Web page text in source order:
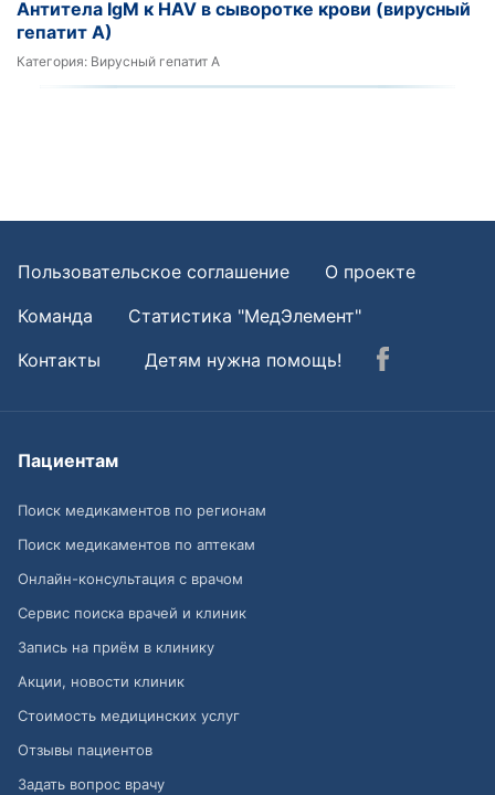
Антитела IgM к HAV в сыворотке крови (вирусный
гепатит А)
Категория: Вирусный гепатит А
Пользовательское соглашение
О проекте
Команда
Статистика "МедЭлемент"
Контакты
Детям нужна помощь!
Пациентам
Поиск медикаментов по регионам
Поиск медикаментов по аптекам
Онлайн-консультация с врачом
Сервис поиска врачей и клиник
Запись на приём в клинику
Акции, новости клиник
Стоимость медицинских услуг
Отзывы пациентов
Задать вопрос врачу